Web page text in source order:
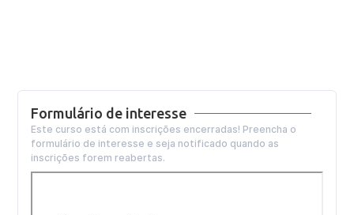
Formulário de interesse
Este curso está com inscrições encerradas! Preencha o
formulário de interesse e seja notificado quando as
inscrições forem reabertas.